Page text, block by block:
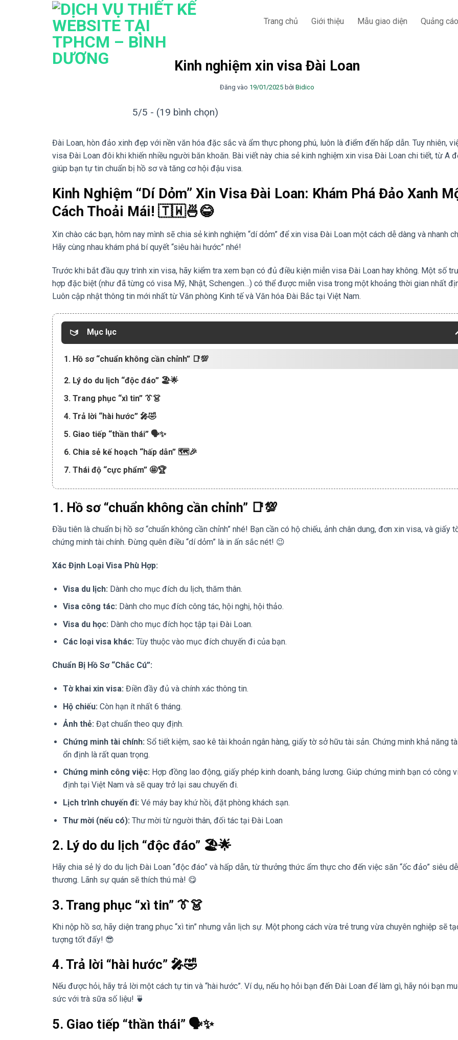
Trang chủ Giới thiệu Mẫu giao diện Quảng
Kinh nghiệm xin visa Đài Loan
Đăng vào 19/01/2025 bởi Bidico
5/5 - (19 bình chọn)
Đài Loan, hòn đảo xinh đẹp với nền văn hóa đặc sắc và ẩm thực phong phú, luôn là điểm đến hấp dẫn. Tuy nhiên,
visa Đài Loan đôi khi khiến nhiều người băn khoăn. Bài viết này chia sẻ kinh nghiệm xin visa Đài Loan chi tiết, từ A
giúp bạn tự tin chuẩn bị hồ sơ và tăng cơ hội đậu visa.
Kinh Nghiệm “Dí Dỏm” Xin Visa Đài Loan: Khám Phá Đảo Xanh
Cách Thoải Mái! 🇹🇼🍜😂
Xin chào các bạn, hôm nay mình sẽ chia sẻ kinh nghiệm “dí dỏm” để xin visa Đài Loan một cách dễ dàng và nhanh
Hãy cùng nhau khám phá bí quyết “siêu hài hước” nhé!
Trước khi bắt đầu quy trình xin visa, hãy kiểm tra xem bạn có đủ điều kiện miễn visa Đài Loan hay không. Một số
hợp đặc biệt (như đã từng có visa Mỹ, Nhật, Schengen…) có thể được miễn visa trong một khoảng thời gian nhất
Luôn cập nhật thông tin mới nhất từ Văn phòng Kinh tế và Văn hóa Đài Bắc tại Việt Nam.
Mục lục
1. Hồ sơ “chuẩn không cần chỉnh” 📑💯
2. Lý do du lịch “độc đáo” 🏖️🌟
3. Trang phục “xì tin” 👔👗
4. Trả lời “hài hước” 🎤🤣
5. Giao tiếp “thần thái” 🗣️✨
6. Chia sẻ kế hoạch “hấp dẫn” 🗺️🎉
7. Thái độ “cực phẩm” 🤩🏆
1. Hồ sơ “chuẩn không cần chỉnh” 📑💯
Đầu tiên là chuẩn bị hồ sơ “chuẩn không cần chỉnh” nhé! Bạn cần có hộ chiếu, ảnh chân dung, đơn xin visa, và giấy
chứng minh tài chính. Đừng quên điều “dí dỏm” là in ấn sắc nét! 😉
Xác Định Loại Visa Phù Hợp:
Visa du lịch: Dành cho mục đích du lịch, thăm thân.
Visa công tác: Dành cho mục đích công tác, hội nghị, hội thảo.
Visa du học: Dành cho mục đích học tập tại Đài Loan.
Các loại visa khác: Tùy thuộc vào mục đích chuyến đi của bạn.
Chuẩn Bị Hồ Sơ “Chắc Cú”:
Tờ khai xin visa: Điền đầy đủ và chính xác thông tin.
Hộ chiếu: Còn hạn ít nhất 6 tháng.
Ảnh thẻ: Đạt chuẩn theo quy định.
Chứng minh tài chính: Sổ tiết kiệm, sao kê tài khoản ngân hàng, giấy tờ sở hữu tài sản. Chứng minh khả năng
ổn định là rất quan trọng.
Chứng minh công việc: Hợp đồng lao động, giấy phép kinh doanh, bảng lương. Giúp chứng minh bạn có công
định tại Việt Nam và sẽ quay trở lại sau chuyến đi.
Lịch trình chuyến đi: Vé máy bay khứ hồi, đặt phòng khách sạn.
Thư mời (nếu có): Thư mời từ người thân, đối tác tại Đài Loan
2. Lý do du lịch “độc đáo” 🏖️🌟
Hãy chia sẻ lý do du lịch Đài Loan “độc đáo” và hấp dẫn, từ thưởng thức ẩm thực cho đến việc săn “ốc đảo” siêu dễ
thương. Lãnh sự quán sẽ thích thú mà! 😋
3. Trang phục “xì tin” 👔👗
Khi nộp hồ sơ, hãy diện trang phục “xì tin” nhưng vẫn lịch sự. Một phong cách vừa trẻ trung vừa chuyên nghiệp sẽ
tượng tốt đấy! 😎
4. Trả lời “hài hước” 🎤🤣
Nếu được hỏi, hãy trả lời một cách tự tin và “hài hước”. Ví dụ, nếu họ hỏi bạn đến Đài Loan để làm gì, hãy nói bạn
sức với trà sữa số liệu! 🍵
5. Giao tiếp “thần thái” 🗣️✨